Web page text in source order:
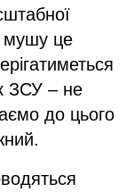
мушу це
ЗСУ – не
до цього